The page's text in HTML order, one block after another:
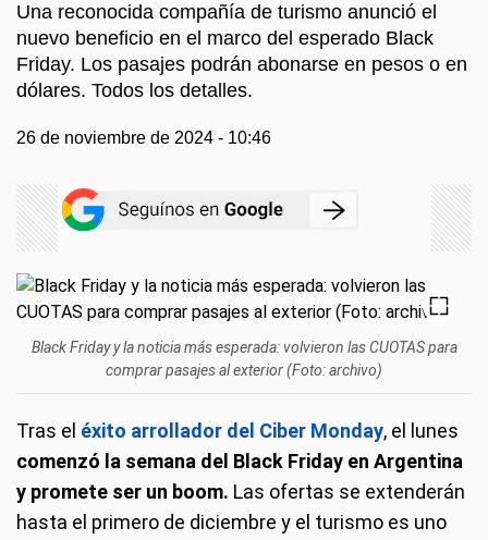
Una reconocida compañía de turismo anunció el
nuevo beneficio en el marco del esperado Black
Friday. Los pasajes podrán abonarse en pesos o en
dólares. Todos los detalles.
26 de noviembre de 2024 - 10:46
Black Friday y la noticia más esperada: volvieron las CUOTAS para
comprar pasajes al exterior (Foto: archivo)
Tras el éxito arrollador del Ciber Monday, el lunes
comenzó la semana del Black Friday en Argentina
y promete ser un boom. Las ofertas se extenderán
hasta el primero de diciembre y el turismo es uno